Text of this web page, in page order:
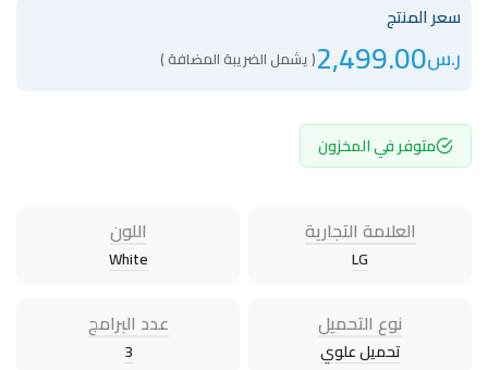
سعر المنتج
ر.س2,499.00( يشمل الضريبة المضافة )
متوفر في المخزون
العلامة التجارية
LG
اللون
White
نوع التحميل
تحميل علوي
عدد البرامج
3